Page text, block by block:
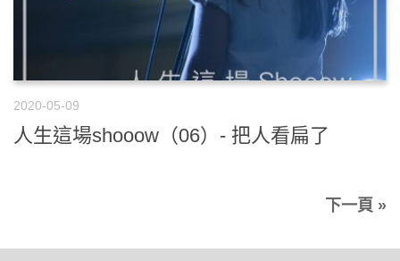
2020-05-09
人生這場shooow（06）- 把人看扁了
下一頁 »